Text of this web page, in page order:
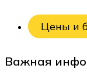
Цены и
Важная